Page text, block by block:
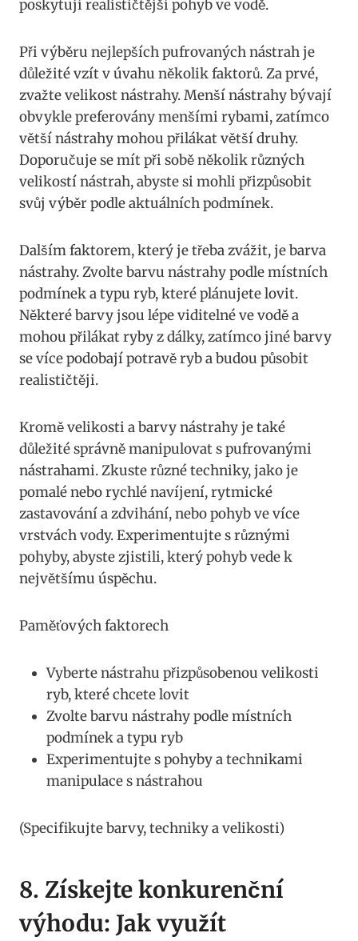
poskytují realističtější pohyb ve vodě.
Při výběru nejlepších pufrovaných nástrah je
důležité vzít v úvahu několik faktorů. Za prvé,
zvažte velikost nástrahy. Menší nástrahy bývají
obvykle preferovány menšími rybami, zatímco
větší nástrahy‍ mohou přilákat větší⁤ druhy.
Doporučuje se mít při‌ sobě několik různých
velikostí nástrah, abyste si mohli přizpůsobit
svůj výběr podle aktuálních podmínek.
Dalším faktorem, který ⁤je třeba zvážit, je‌ barva
nástrahy. Zvolte barvu nástrahy podle místních⁤
podmínek a typu ryb, které plánujete lovit.
Některé barvy jsou lépe viditelné ve vodě a
mohou přilákat ryby z dálky, zatímco jiné⁤ barvy⁢
se více podobají potravě ryb a budou⁢ působit
realističtěji.
Kromě velikosti a‍ barvy nástrahy je také
důležité správně manipulovat s pufrovanými⁢
nástrahami. ⁢Zkuste různé techniky, jako je
pomalé nebo rychlé navíjení, rytmické
zastavování a zdvihání,⁤ nebo pohyb ve více
vrstvách ⁤vody. ​Experimentujte s různými
pohyby, abyste zjistili, který pohyb vede k
největšímu úspěchu.
Paměťových faktorech
Vyberte nástrahu přizpůsobenou velikosti
ryb, které chcete lovit
Zvolte barvu nástrahy podle místních
podmínek a typu ryb
Experimentujte s ‌pohyby a technikami
manipulace s nástrahou
(Specifikujte barvy, techniky a velikosti)
8. Získejte konkurenční
výhodu: Jak využít